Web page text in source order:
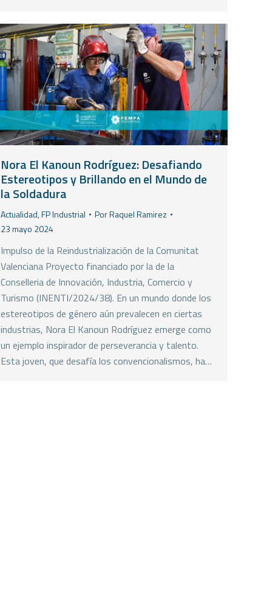
Nora El Kanoun Rodríguez: Desafiando
Estereotipos y Brillando en el Mundo de
la Soldadura
Actualidad,FP Industrial PorRaquel Ramirez
23 mayo 2024
Impulso de la Reindustrialización de la Comunitat
Valenciana Proyecto financiado por la de la
Conselleria de Innovación, Industria, Comercio y
Turismo (INENTI/2024/38). En un mundo donde los
estereotipos de género aún prevalecen en ciertas
industrias, Nora El Kanoun Rodríguez emerge como
un ejemplo inspirador de perseverancia y talento.
Esta joven, que desafía los convencionalismos, ha…